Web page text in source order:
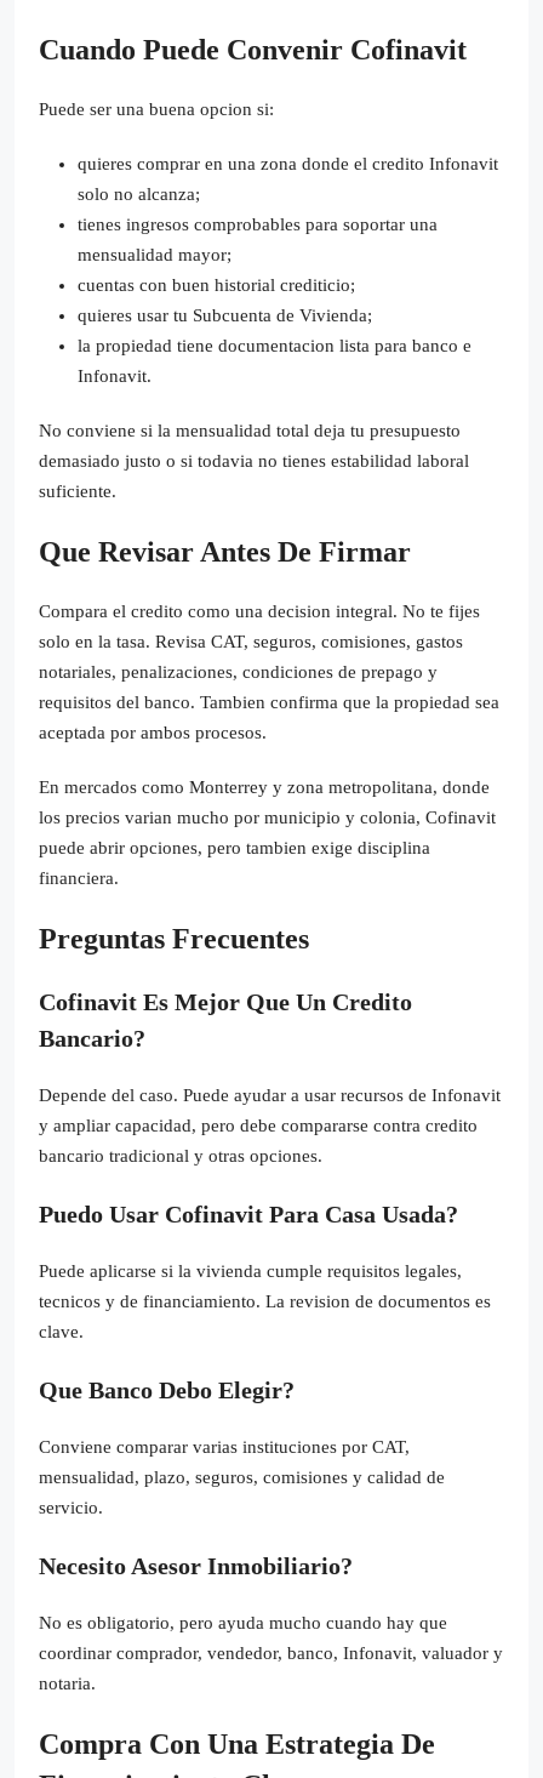
Cuando Puede Convenir Cofinavit
Puede ser una buena opcion si:
quieres comprar en una zona donde el credito Infonavit
solo no alcanza;
tienes ingresos comprobables para soportar una
mensualidad mayor;
cuentas con buen historial crediticio;
quieres usar tu Subcuenta de Vivienda;
la propiedad tiene documentacion lista para banco e
Infonavit.
No conviene si la mensualidad total deja tu presupuesto
demasiado justo o si todavia no tienes estabilidad laboral
suficiente.
Que Revisar Antes De Firmar
Compara el credito como una decision integral. No te fijes
solo en la tasa. Revisa CAT, seguros, comisiones, gastos
notariales, penalizaciones, condiciones de prepago y
requisitos del banco. Tambien confirma que la propiedad sea
aceptada por ambos procesos.
En mercados como Monterrey y zona metropolitana, donde
los precios varian mucho por municipio y colonia, Cofinavit
puede abrir opciones, pero tambien exige disciplina
financiera.
Preguntas Frecuentes
Cofinavit Es Mejor Que Un Credito
Bancario?
Depende del caso. Puede ayudar a usar recursos de Infonavit
y ampliar capacidad, pero debe compararse contra credito
bancario tradicional y otras opciones.
Puedo Usar Cofinavit Para Casa Usada?
Puede aplicarse si la vivienda cumple requisitos legales,
tecnicos y de financiamiento. La revision de documentos es
clave.
Que Banco Debo Elegir?
Conviene comparar varias instituciones por CAT,
mensualidad, plazo, seguros, comisiones y calidad de
servicio.
Necesito Asesor Inmobiliario?
No es obligatorio, pero ayuda mucho cuando hay que
coordinar comprador, vendedor, banco, Infonavit, valuador y
notaria.
Compra Con Una Estrategia De